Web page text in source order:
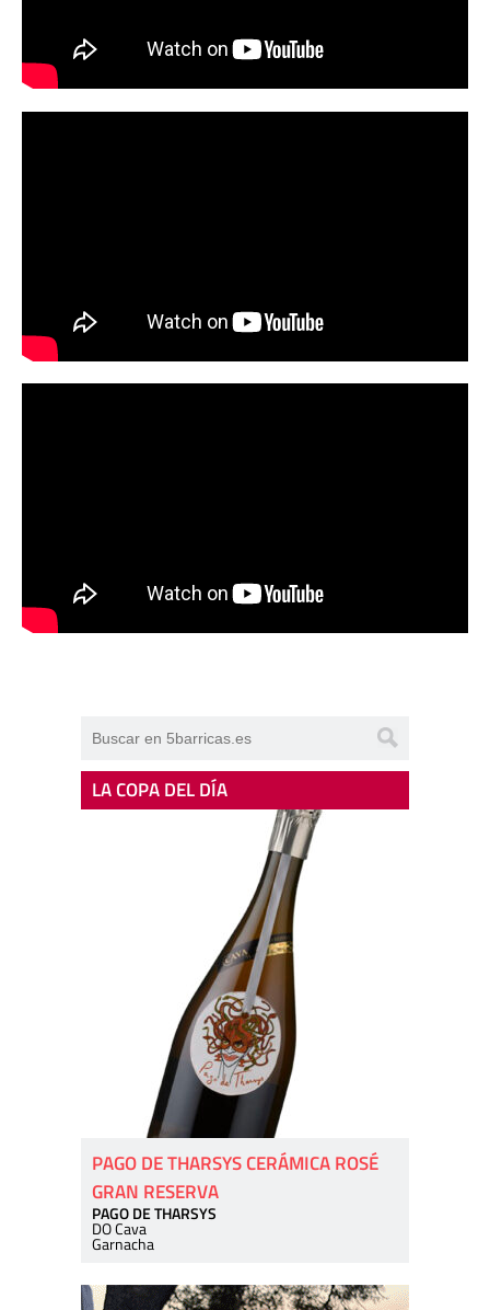
LA COPA DEL DÍA
PAGO DE THARSYS CERÁMICA ROSÉ
GRAN RESERVA
PAGO DE THARSYS
DO Cava
Garnacha